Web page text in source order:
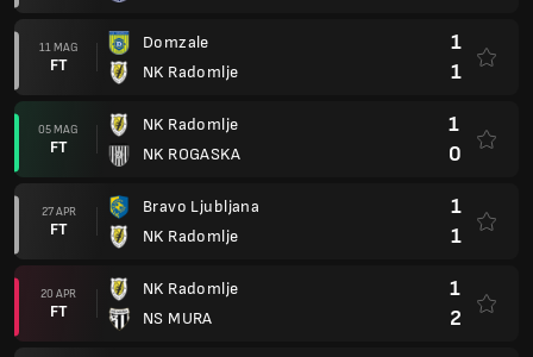
11 MAG
FT
Domzale
NK Radomlje
1
1
05 MAG
FT
NK Radomlje
NK ROGASKA
1
0
27 APR
FT
Bravo Ljubljana
NK Radomlje
1
1
20 APR
FT
NK Radomlje
NS MURA
1
2